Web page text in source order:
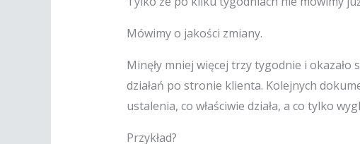
Mówimy o jakości zmiany.
Minęły mniej więcej trzy tygodnie i
działań po stronie klienta. Kolejnych
ustalenia, co właściwie działa, a co tylko
Przykład?